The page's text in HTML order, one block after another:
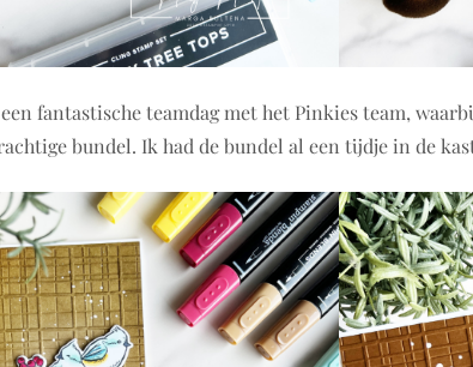
fantastische teamdag met het Pinkies team,
bundel. Ik had de bundel al een tijdje in de